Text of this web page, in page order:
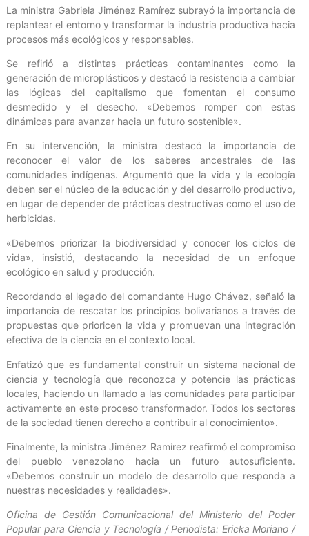
La ministra Gabriela Jiménez Ramírez subrayó la importancia de
replantear el entorno y transformar la industria productiva hacia
procesos más ecológicos y responsables.
Se refirió a distintas prácticas contaminantes como la
generación de microplásticos y destacó la resistencia a cambiar
las lógicas del capitalismo que fomentan el consumo
desmedido y el desecho. «Debemos romper con estas
dinámicas para avanzar hacia un futuro sostenible».
En su intervención, la ministra destacó la importancia de
reconocer el valor de los saberes ancestrales de las
comunidades indígenas. Argumentó que la vida y la ecología
deben ser el núcleo de la educación y del desarrollo productivo,
en lugar de depender de prácticas destructivas como el uso de
herbicidas.
«Debemos priorizar la biodiversidad y conocer los ciclos de
vida», insistió, destacando la necesidad de un enfoque
ecológico en salud y producción.
Recordando el legado del comandante Hugo Chávez, señaló la
importancia de rescatar los principios bolivarianos a través de
propuestas que prioricen la vida y promuevan una integración
efectiva de la ciencia en el contexto local.
Enfatizó que es fundamental construir un sistema nacional de
ciencia y tecnología que reconozca y potencie las prácticas
locales, haciendo un llamado a las comunidades para participar
activamente en este proceso transformador. Todos los sectores
de la sociedad tienen derecho a contribuir al conocimiento».
Finalmente, la ministra Jiménez Ramírez reafirmó el compromiso
del pueblo venezolano hacia un futuro autosuficiente.
«Debemos construir un modelo de desarrollo que responda a
nuestras necesidades y realidades».
Oficina de Gestión Comunicacional del Ministerio del Poder
Popular para Ciencia y Tecnología / Periodista: Ericka Moriano /